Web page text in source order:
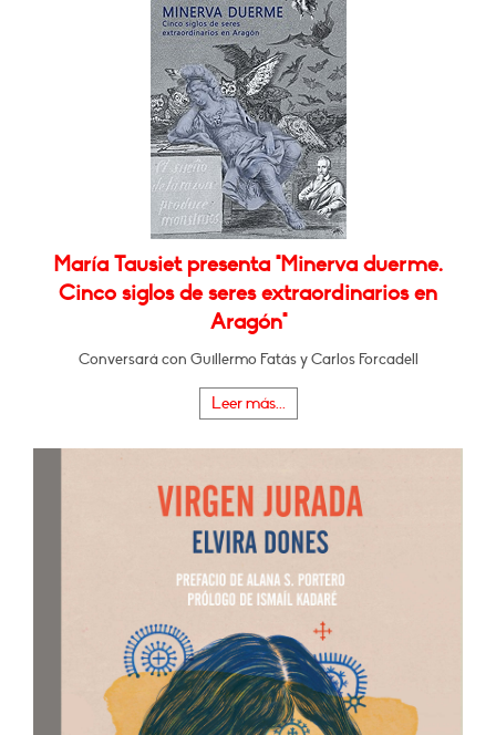
María Tausiet presenta "Minerva duerme.
Cinco siglos de seres extraordinarios en
Aragón"
Conversará con Guillermo Fatás y Carlos Forcadell
Leer más...